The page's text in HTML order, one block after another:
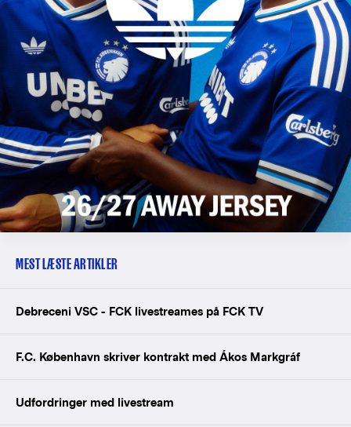
MEST LÆSTE ARTIKLER
Debreceni VSC - FCK livestreames på FCK TV
F.C. København skriver kontrakt med Ákos Markgráf
Udfordringer med livestream